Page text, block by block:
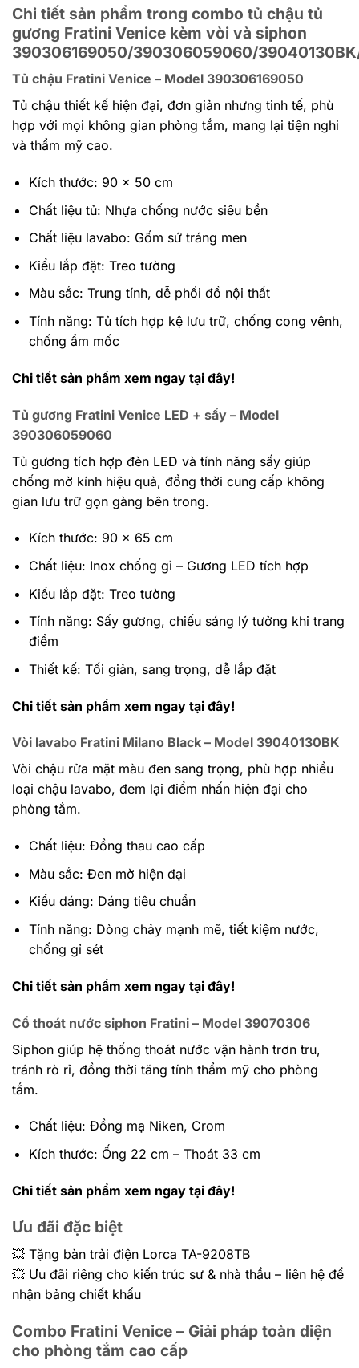
Chi tiết sản phẩm trong combo tủ chậu tủ
gương Fratini Venice kèm vòi và siphon
390306169050/390306059060/
Tủ chậu Fratini Venice – Model 390306169050
Tủ chậu thiết kế hiện đại, đơn giản nhưng tinh tế, phù
hợp với mọi không gian phòng tắm, mang lại tiện nghi
và thẩm mỹ cao.
Kích thước: 90 x 50 cm
Chất liệu tủ: Nhựa chống nước siêu bền
Chất liệu lavabo: Gốm sứ tráng men
Kiểu lắp đặt: Treo tường
Màu sắc: Trung tính, dễ phối đồ nội thất
Tính năng: Tủ tích hợp kệ lưu trữ, chống cong vênh,
chống ẩm mốc
Chi tiết sản phẩm xem ngay tại đây!
Tủ gương Fratini Venice LED + sấy – Model
390306059060
Tủ gương tích hợp đèn LED và tính năng sấy giúp
chống mờ kính hiệu quả, đồng thời cung cấp không
gian lưu trữ gọn gàng bên trong.
Kích thước: 90 x 65 cm
Chất liệu: Inox chống gỉ – Gương LED tích hợp
Kiểu lắp đặt: Treo tường
Tính năng: Sấy gương, chiếu sáng lý tưởng khi trang
điểm
Thiết kế: Tối giản, sang trọng, dễ lắp đặt
Chi tiết sản phẩm xem ngay tại đây!
Vòi lavabo Fratini Milano Black – Model 39040130BK
Vòi chậu rửa mặt màu đen sang trọng, phù hợp nhiều
loại chậu lavabo, đem lại điểm nhấn hiện đại cho
phòng tắm.
Chất liệu: Đồng thau cao cấp
Màu sắc: Đen mờ hiện đại
Kiểu dáng: Dáng tiêu chuẩn
Tính năng: Dòng chảy mạnh mẽ, tiết kiệm nước,
chống gỉ sét
Chi tiết sản phẩm xem ngay tại đây!
Cổ thoát nước siphon Fratini – Model 39070306
Siphon giúp hệ thống thoát nước vận hành trơn tru,
tránh rò rỉ, đồng thời tăng tính thẩm mỹ cho phòng
tắm.
Chất liệu: Đồng mạ Niken, Crom
Kích thước: Ống 22 cm – Thoát 33 cm
Chi tiết sản phẩm xem ngay tại đây!
Ưu đãi đặc biệt
💥 Tặng bàn trải điện Lorca TA-9208TB
💥 Ưu đãi riêng cho kiến trúc sư & nhà thầu – liên hệ để
nhận bảng chiết khấu
Combo Fratini Venice – Giải pháp toàn diện
cho phòng tắm cao cấp